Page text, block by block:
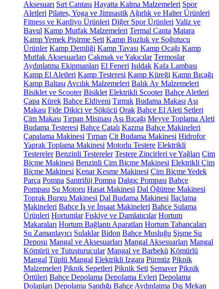
Aksesuarı Sırt Çantası Hayatta Kalma Malzemeleri Spor
Aletleri Pilates, Yoga ve Jimnastik Ağırlık ve Halter Ürünleri
Fitness ve Kardiyo Ürünleri Diğer Spor Ürünleri Valiz ve
Bavul Kamp Mutfak Malzemeleri Termal Çanta Matara
Kamp Yemek Pişirme Seti Kamp Buzluk ve Soğutucu
Ürünler Kamp Demliği Kamp Tavası Kamp Ocağı Kamp
Mutfak Aksesuarları Çakmak ve Yakıcılar Termoslar
Aydınlatma Ekipmanları El Feneri Işıldak Kafa Lambası
Kamp El Aletleri Kamp Testeresi Kamp Küreği Kamp Bıçağı
Kamp Baltası Avcılık Malzemeleri Balık Av Malzemeleri
Bisiklet ve Scooter Bisiklet Elektrikli Scooter Bahçe Aletleri
Çapa Kürek Bahçe Eldiveni Tırmık Budama Makası Aşı
Makası Fide Dikici ve Sökücü Orak Bahçe El Aleti Setleri
Çim Makası Tırpan Misinası Aşı Bıçağı Meyve Toplama Aleti
Budama Testeresi Bahçe Çatalı Kazma Bahçe Makineleri
Çapalama Makinesi Tırpan Çit Budama Makinesi Hidrofor
Yaprak Toplama Makinesi Motorlu Testere Elektrikli
Testereler Benzinli Testereler Testere Zincirleri ve Yağları Çim
Biçme Makinesi Benzinli Çim Biçme Makinesi Elektrikli Çim
Biçme Makinesi Kenar Kesme Makinesi Çim Biçme Yedek
Parça Pompa Santrifüj Pompa Dalgıç Pompası Bahçe
Pompası Su Motoru Hasat Makinesi Dal Öğütme Makinesi
Toprak Burgu Makinesi Dal Budama Makinesi İlaçlama
Makineleri Bahçe İş ve İnşaat Makineleri Bahçe Sulama
Ürünleri Hortumlar Fıskiye ve Damlatıcılar Hortum
Makaraları Hortum Bağlantı Aparatları Hortum Tabancaları
Su Zamanlayıcı Sulaklar Bidon Bahçe Musluğu Şişme Su
Deposu Mangal ve Aksesuarları Mangal Aksesuarları Mangal
Kömürü ve Tutuşturucular Mangal ve Barbekü Kömürlü
Mangal Tüplü Mangal Elektrikli Izgara Pürmüz Piknik
Malzemeleri Piknik Sepetleri Piknik Seti Semaver Piknik
Örtüleri Bahçe Depolama Depolama Evleri Depolama
Dolapları Depolama Sandığı Bahçe Aydınlatma Dış Mekan